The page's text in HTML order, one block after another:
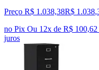
Preço R$ 1.038,38R$ 1.038,
no Pix Ou 12x de R$ 100,62
juros